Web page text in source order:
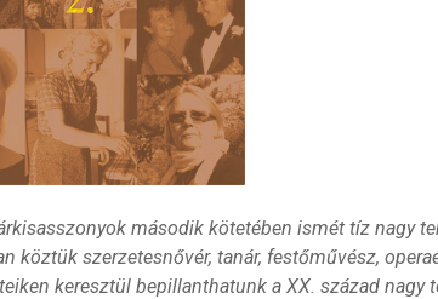
második kötetében ismét tíz nagy
köztük szerzetesnővér, tanár, festőművész,
keresztül bepillanthatunk a XX. század